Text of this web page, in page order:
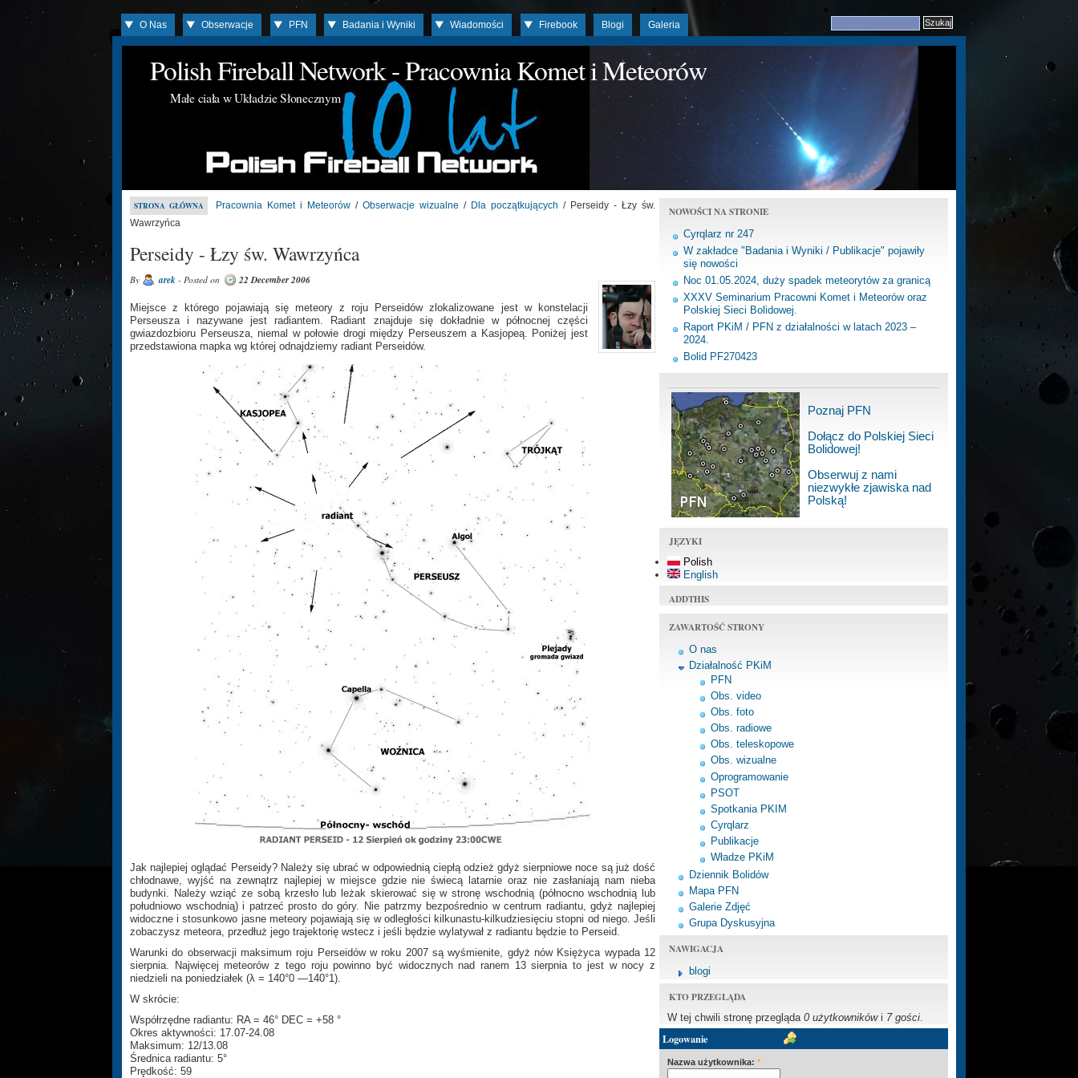
O Nas Obserwacje PFN Badania i Wyniki Wiadomości Firebook Blogi Galeria
Polish Fireball Network - Pracownia Komet i Meteorów
Małe ciała w Układzie Słonecznym
STRONA GŁÓWNA Pracownia Komet i Meteorów / Obserwacje wizualne / Dla początkujących / Perseidy - Łzy św.
Wawrzyńca
Perseidy - Łzy św. Wawrzyńca
By arek - Posted on 22 December 2006
Miejsce z którego pojawiają się meteory z roju Perseidów zlokalizowane jest w konstelacji
Perseusza i nazywane jest radiantem. Radiant znajduje się dokładnie w północnej części
gwiazdozbioru Perseusza, niemal w połowie drogi między Perseuszem a Kasjopeą. Poniżej jest
przedstawiona mapka wg której odnajdziemy radiant Perseidów.
Jak najlepiej oglądać Perseidy? Należy się ubrać w odpowiednią ciepłą odzież gdyż sierpniowe noce są już dość
chłodnawe, wyjść na zewnątrz najlepiej w miejsce gdzie nie świecą latarnie oraz nie zasłaniają nam nieba
budynki. Należy wziąć ze sobą krzesło lub leżak skierować się w stronę wschodnią (północno wschodnią lub
południowo wschodnią) i patrzeć prosto do góry. Nie patrzmy bezpośrednio w centrum radiantu, gdyż najlepiej
widoczne i stosunkowo jasne meteory pojawiają się w odległości kilkunastu-kilkudziesięciu stopni od niego. Jeśli
zobaczysz meteora, przedłuż jego trajektorię wstecz i jeśli będzie wylatywał z radiantu będzie to Perseid.
Warunki do obserwacji maksimum roju Perseidów w roku 2007 są wyśmienite, gdyż nów Księżyca wypada 12
sierpnia. Najwięcej meteorów z tego roju powinno być widocznych nad ranem 13 sierpnia to jest w nocy z
niedzieli na poniedziałek (λ = 140°0 —140°1).
W skrócie:
Współrzędne radiantu: RA = 46° DEC = +58 °
Okres aktywności: 17.07-24.08
Maksimum: 12/13.08
Średnica radiantu: 5°
Prędkość: 59
NOWOŚCI NA STRONIE
Cyrqlarz nr 247
W zakładce "Badania i Wyniki / Publikacje" pojawiły
się nowości
Noc 01.05.2024, duży spadek meteorytów za granicą
XXXV Seminarium Pracowni Komet i Meteorów oraz
Polskiej Sieci Bolidowej.
Raport PKiM / PFN z działalności w latach 2023 –
2024.
Bolid PF270423
Poznaj PFN
Dołącz do Polskiej Sieci
Bolidowej!
Obserwuj z nami
niezwykłe zjawiska nad
Polską!
JĘZYKI
Polish
English
ADDTHIS
ZAWARTOŚĆ STRONY
O nas
Działalność PKiM
PFN
Obs. video
Obs. foto
Obs. radiowe
Obs. teleskopowe
Obs. wizualne
Oprogramowanie
PSOT
Spotkania PKIM
Cyrqlarz
Publikacje
Władze PKiM
Dziennik Bolidów
Mapa PFN
Galerie Zdjęć
Grupa Dyskusyjna
NAWIGACJA
blogi
KTO PRZEGLĄDA
W tej chwili stronę przegląda 0 użytkownikówi 7 gości
Logowanie
Nazwa użytkownika: *